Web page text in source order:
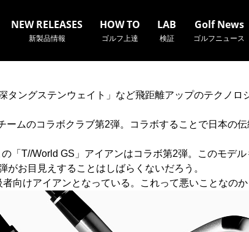
NEW RELEASES
新製品情報
HOW TO
ゴルフ上達
LAB
検証
Golf News
ゴルフニュース
タングステンウェイト」など飛距離アップのテクノロ
ムのコラボクラブ第2弾。コラボすることで日本の
T//World GS」アイアンはコラボ第2弾。このモデ
お目見えすることはしばらくないだろう。
向けアイアンとなっている。これって悪いことなのか
事柄を入力してください。
検索